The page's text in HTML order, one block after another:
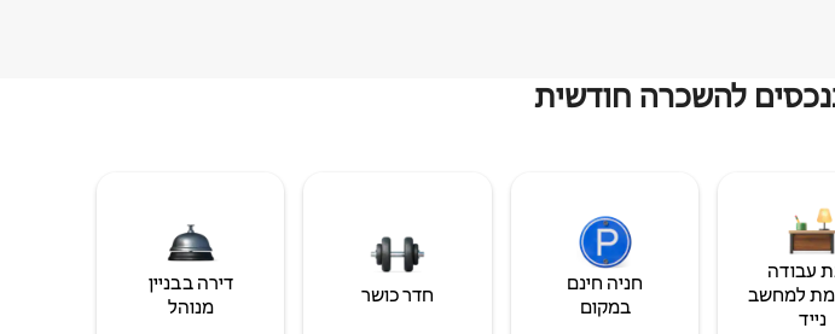
להשכרה חודשית
עבודה
למחשב
נייד
חניה חינם
במקום
חדר כושר
דירה בבניין
מנוהל